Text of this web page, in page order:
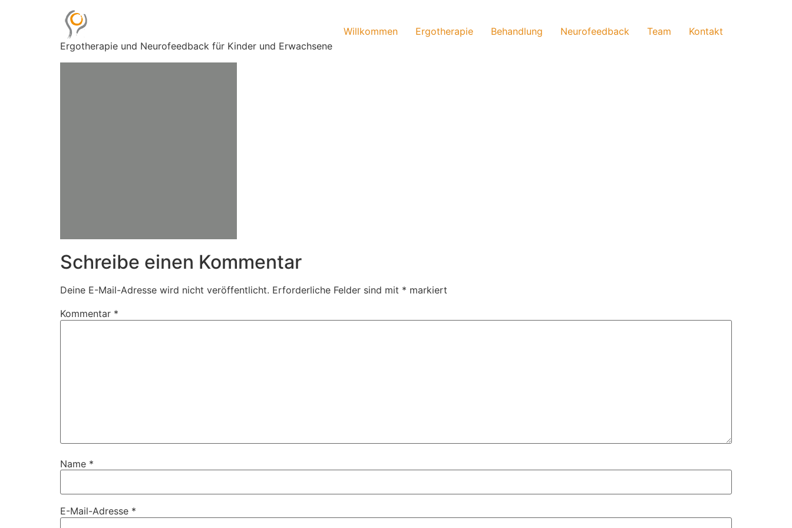
Ergotherapie und Neurofeedback für Kinder und Erwachsene
Willkommen Ergotherapie Behandlung Neurofeedback Team Kontakt
Schreibe einen Kommentar
Deine E-Mail-Adresse wird nicht veröffentlicht. Erforderliche Felder sind mit * markiert
Kommentar *
Name *
E-Mail-Adresse *